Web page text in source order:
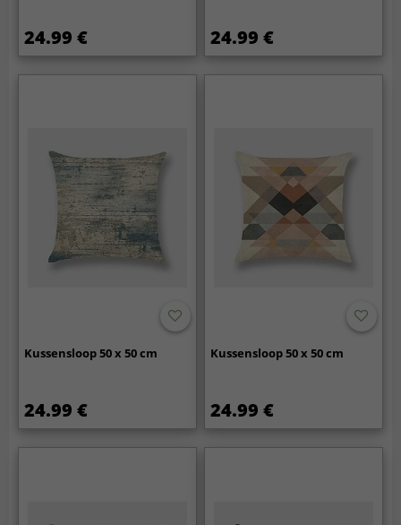
24.99 € 24.99 €
Kussensloop 50 x 50 cm
24.99 €
Kussensloop 50 x 50 cm
24.99 €